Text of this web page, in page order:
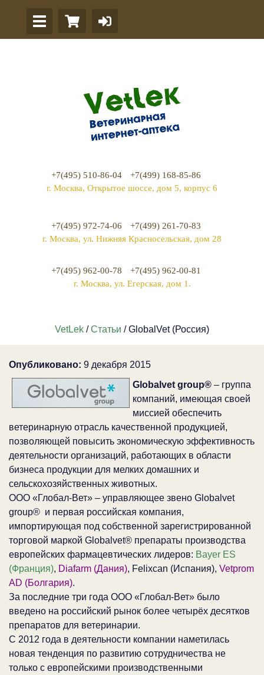
+7(495) 510-86-04
+7(499) 168-85-86
г. Москва, Открытое шоссе, дом 5, корпус 6
+7(495) 972-74-06
+7(499) 261-70-83
г. Москва, ул. Нижняя Красносельская, дом 28
+7(495) 962-00-78
+7(495) 962-00-81
г. Москва, ул. Егерская, дом 1.
VetLek /Статьи / GlobalVet (Россия)
Опубликовано: 9 декабря 2015
Globalvet group® – группа
компаний, имеющая своей
миссией обеспечить
ветеринарную отрасль качественной продукцией,
позволяющей повысить экономическую эффективность
деятельности организаций, работающих в области
бизнеса продукции для мелких домашних и
сельскохозяйственных животных.
ООО «Глобал-Вет» – управляющее звено Globalvet
group® и первая российская компания,
импортирующая под собственной зарегистрированной
торговой маркой Globalvet® препараты производства
европейских фармацевтических лидеров: Bayer ES
(Франция), Diafarm (Дания), Felixcan (Испания), Vetprom
AD (Болгария).
За последние три года ООО «Глобал-Вет» было
введено на российский рынок более четырёх десятков
препаратов для ветеринарии.
С 2012 года в деятельности компании наметилась
новая тенденция по развитию сотрудничества не
только с европейскими производственными